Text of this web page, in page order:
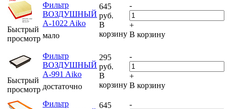
Быстрый
просмотр
Фильтр
ВОЗДУШНЫЙ
A-1022 Aiko
мало
645
руб.
В
корзину
-
+
В корзину
Быстрый
просмотр
Фильтр
ВОЗДУШНЫЙ
A-991 Aiko
достаточно
295
руб.
В
корзину
-
+
В корзину
Фильтр
645
-